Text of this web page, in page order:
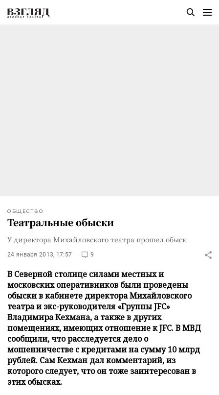
ОБЩЕСТВО
Театральные обыски
У директора Михайловского театра прошел обыск
24 января 2013, 17:57 9
В Северной столице силами местных и
московских оперативников были проведены
обыски в кабинете директора Михайловского
театра и экс-руководителя «Группы JFC»
Владимира Кехмана, а также в других
помещениях, имеющих отношение к JFC. В МВД
сообщили, что расследуется дело о
мошенничестве с кредитами на сумму 10 млрд
рублей. Сам Кехман дал комментарий, из
которого следует, что он тоже заинтересован в
этих обысках.